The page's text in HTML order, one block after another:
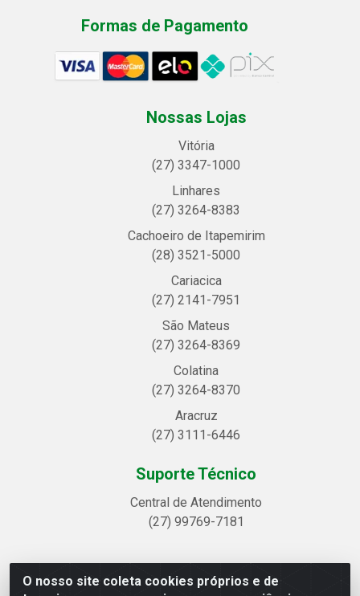
O nosso site coleta cookies próprios e de
Formas de Pagamento
Nossas Lojas
Vitória
(27) 3347-1000
Linhares
(27) 3264-8383
Cachoeiro de Itapemirim
(28) 3521-5000
Cariacica
(27) 2141-7951
São Mateus
(27) 3264-8369
Colatina
(27) 3264-8370
Aracruz
(27) 3111-6446
Suporte Técnico
Central de Atendimento
(27) 99769-7181
Linhavix Distribuidora LTDA - Avenida Alegre, 2521 -